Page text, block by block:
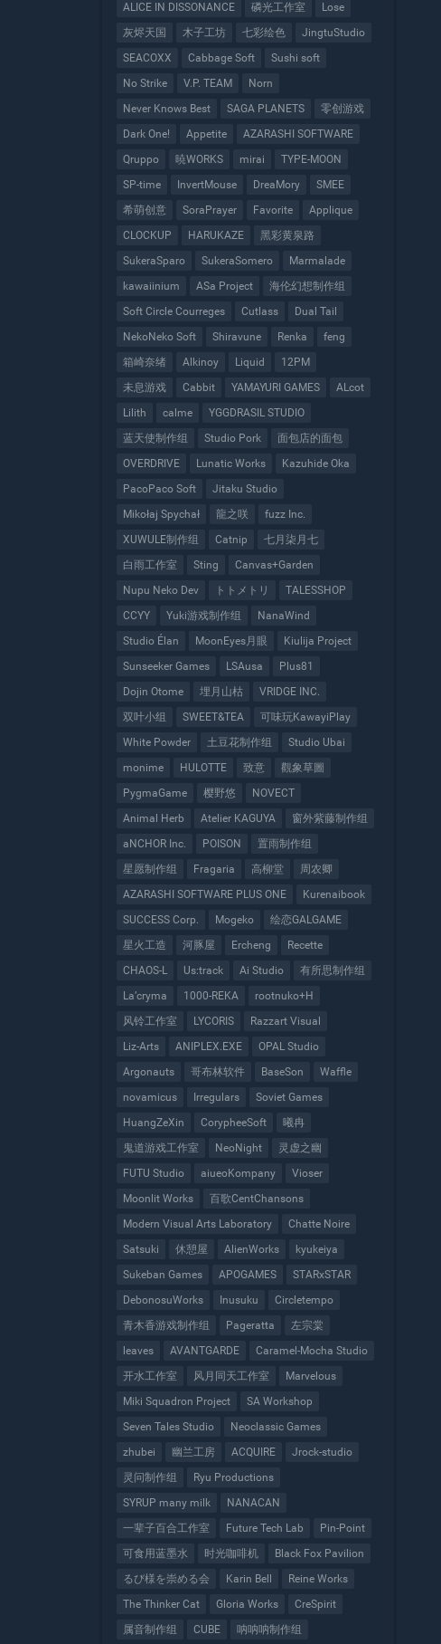
ALICE IN DISSONANCE
磷光工作室
Lose
灰烬天国
木子工坊 七彩绘色
JingtuStudio
SEACOXX
Cabbage Soft
Sushi soft
No Strike
V.P. TEAM
Norn
Never Knows Best
SAGA PLANETS
零创游戏
Dark One!
Appetite
AZARASHI SOFTWARE
Qruppo
暁WORKS mirai
TYPE-MOON
SP-time
InvertMouse DreaMory
SMEE
希萌创意
SoraPrayer Favorite
Applique
CLOCKUP
HARUKAZE
黑彩黄泉路
SukeraSparo
SukeraSomero
Marmalade
kawaiinium
ASa Project
海伦幻想制作组
Soft Circle Courreges
Cutlass
Dual Tail
NekoNeko Soft
Shiravune Renka
feng
箱崎奈绪
Alkinoy Liquid
12PM
未息游戏
Cabbit YAMAYURI GAMES
ALcot
Lilith
calme
YGGDRASIL STUDIO
蓝天使制作组
Studio Pork
面包店的面包
OVERDRIVE
Lunatic Works
Kazuhide Oka
PacoPaco Soft
Jitaku Studio
Mikołaj Spychał
龍之咲
fuzz Inc.
XUWULE制作组
Catnip
七月柒月七
白雨工作室
Sting
Canvas+Garden
Nupu Neko Dev
トトメトリ
TALESSHOP
CCYY
Yuki游戏制作组
NanaWind
Studio Élan
MoonEyes月眼
Kiulija Project
Sunseeker Games
LSAusa
Plus81
Dojin Otome
埋月山枯
VRIDGE INC.
双叶小组
SWEET&TEA
可味玩KawayiPlay
White Powder
土豆花制作组
Studio Ubai
monime
HULOTTE 致意
觀象草圖
PygmaGame
樱野悠
NOVECT
Animal Herb
Atelier KAGUYA
窗外紫藤制作组
aNCHOR Inc.
POISON
置雨制作组
星愿制作组
Fragaria 高柳堂
周农卿
AZARASHI SOFTWARE PLUS ONE
Kurenaibook
SUCCESS Corp.
Mogeko
绘恋GALGAME
星火工造
河豚屋 Ercheng
Recette
CHAOS-L
Us:track Ai Studio
有所思制作组
La’cryma
1000-REKA
rootnuko+H
风铃工作室
LYCORIS
Razzart Visual
Liz-Arts
ANIPLEX.EXE
OPAL Studio
Argonauts
哥布林软件 BaseSon
Waffle
novamicus
Irregulars
Soviet Games
HuangZeXin
CorypheeSoft
曦冉
鬼道游戏工作室
NeoNight
灵虚之幽
FUTU Studio
aiueoKompany
Vioser
Moonlit Works
百歌CentChansons
Modern Visual Arts Laboratory
Chatte Noire
Satsuki
休憩屋 AlienWorks
kyukeiya
Sukeban Games
APOGAMES
STARxSTAR
DebonosuWorks
Inusuku
Circletempo
青木香游戏制作组
Pageratta
左宗棠
leaves
AVANTGARDE
Caramel-Mocha Studio
开水工作室
风月同天工作室
Marvelous
Miki Squadron Project
SA Workshop
Seven Tales Studio
Neoclassic Games
zhubei
幽兰工房 ACQUIRE
Jrock-studio
灵问制作组
Ryu Productions
SYRUP many milk
NANACAN
一辈子百合工作室
Future Tech Lab
Pin-Point
可食用蓝墨水
时光咖啡机
Black Fox Pavilion
るび様を崇める会
Karin Bell
Reine Works
The Thinker Cat
Gloria Works
CreSpirit
属音制作组
CUBE 呐呐呐制作组